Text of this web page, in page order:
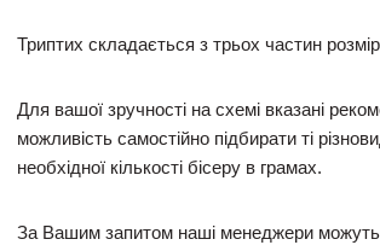
Триптих складається з трьох частин
Для вашої зручності на схемі вказані
можливість самостійно підбирати ті
необхідної кількості бісеру в грамах.
За Вашим запитом наші менеджери можуть